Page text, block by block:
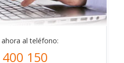
al teléfono:
150